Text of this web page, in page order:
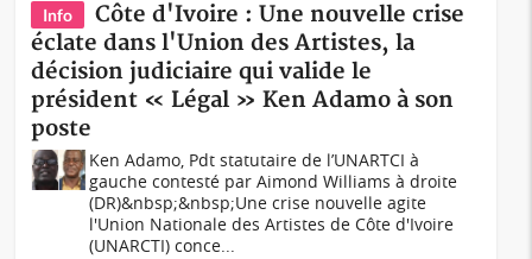
Info
Côte d'Ivoire : Une nouvelle crise
éclate dans l'Union des Artistes, la
décision judiciaire qui valide le
président « Légal » Ken Adamo à son
poste
Ken Adamo, Pdt statutaire de l’UNARTCI à
gauche contesté par Aimond Williams à droite
(DR)&nbsp;&nbsp;Une crise nouvelle agite
l'Union Nationale des Artistes de Côte d'Ivoire
(UNARCTI) conce...